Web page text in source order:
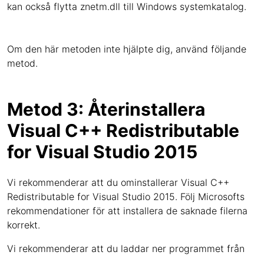
kan också flytta znetm.dll till Windows systemkatalog.
Om den här metoden inte hjälpte dig, använd följande
metod.
Metod 3: Återinstallera
Visual C++ Redistributable
for Visual Studio 2015
Vi rekommenderar att du ominstallerar Visual C++
Redistributable for Visual Studio 2015. Följ Microsofts
rekommendationer för att installera de saknade filerna
korrekt.
Vi rekommenderar att du laddar ner programmet från